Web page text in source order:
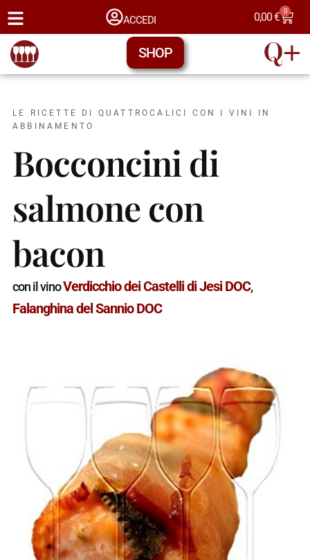
ACCEDI 0,00€ 0
SHOP
LE RICETTE DI QUATTROCALICI CON I VINI IN
ABBINAMENTO
Bocconcini di
salmone con
bacon
con il vinoVerdicchio dei Castelli di Jesi DOC,
Falanghina del Sannio DOC